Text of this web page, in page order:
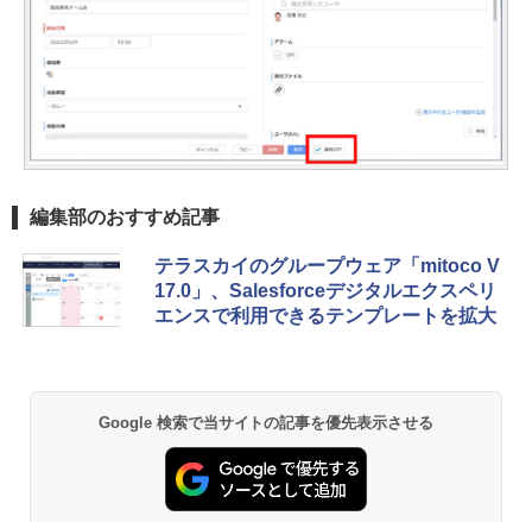
編集部のおすすめ記事
テラスカイのグループウェア「mitoco V
17.0」、Salesforceデジタルエクスペリ
エンスで利用できるテンプレートを拡大
Google 検索で当サイトの記事を優先表示させる